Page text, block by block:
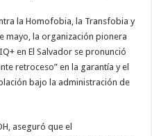
la Homofobia, la Transfobia y
mayo, la organización pionera
en El Salvador se pronunció
retroceso” en la garantía y el
bajo la administración de
aseguró que el